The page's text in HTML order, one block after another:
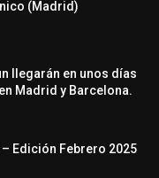
(Madrid)
llegarán en unos días
Madrid y Barcelona.
Edición Febrero 2025